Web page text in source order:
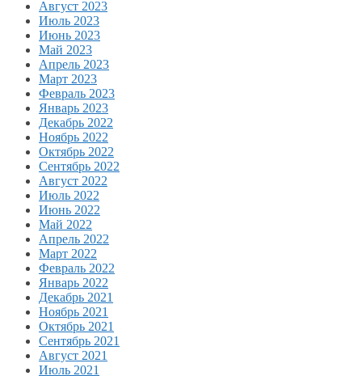
Август 2023
Июль 2023
Июнь 2023
Май 2023
Апрель 2023
Март 2023
Февраль 2023
Январь 2023
Декабрь 2022
Ноябрь 2022
Октябрь 2022
Сентябрь 2022
Август 2022
Июль 2022
Июнь 2022
Май 2022
Апрель 2022
Март 2022
Февраль 2022
Январь 2022
Декабрь 2021
Ноябрь 2021
Октябрь 2021
Сентябрь 2021
Август 2021
Июль 2021